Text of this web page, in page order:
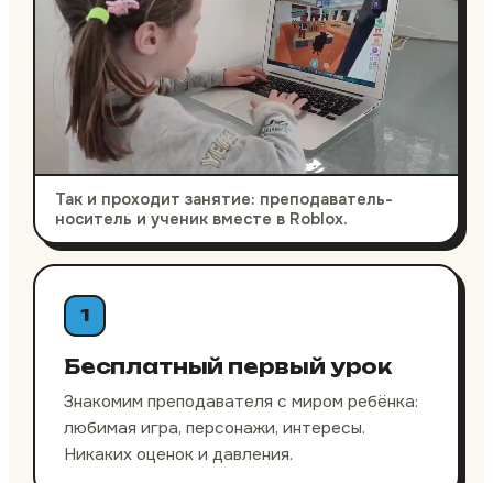
Так и проходит занятие: преподаватель-
носитель и ученик вместе в Roblox.
1
Бесплатный первый урок
Знакомим преподавателя с миром ребёнка:
любимая игра, персонажи, интересы.
Никаких оценок и давления.